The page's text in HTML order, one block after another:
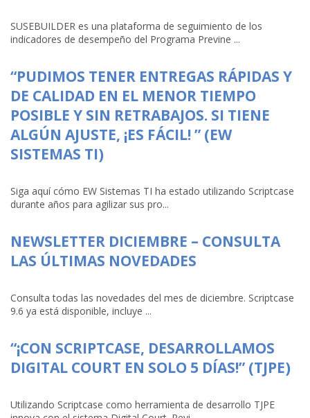
SUSEBUILDER es una plataforma de seguimiento de los
indicadores de desempeño del Programa Previne ...
“PUDIMOS TENER ENTREGAS RÁPIDAS Y
DE CALIDAD EN EL MENOR TIEMPO
POSIBLE Y SIN RETRABAJOS. SI TIENE
ALGÚN AJUSTE, ¡ES FÁCIL! ” (EW
SISTEMAS TI)
Siga aquí cómo EW Sistemas TI ha estado utilizando Scriptcase
durante años para agilizar sus pro...
NEWSLETTER DICIEMBRE – CONSULTA
LAS ÚLTIMAS NOVEDADES
Consulta todas las novedades del mes de diciembre. Scriptcase
9.6 ya está disponible, incluye ...
“¡CON SCRIPTCASE, DESARROLLAMOS
DIGITAL COURT EN SOLO 5 DÍAS!” (TJPE)
Utilizando Scriptcase como herramienta de desarrollo TJPE